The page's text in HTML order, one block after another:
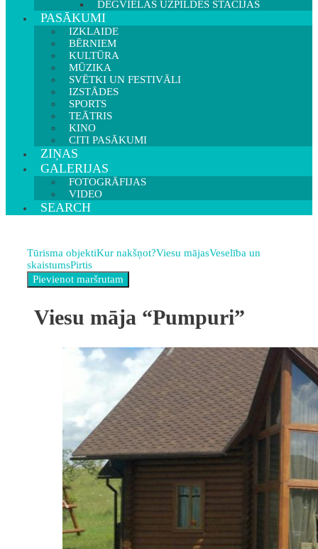
DEGVIELAS UZPILDES STACIJAS
PASĀKUMI
IZKLAIDE
BĒRNIEM
KULTŪRA
MŪZIKA
SVĒTKI UN FESTIVĀLI
IZSTĀDES
SPORTS
TEĀTRIS
KINO
CITI PASĀKUMI
ZIŅAS
GALERIJAS
FOTOGRĀFIJAS
VIDEO
SEARCH
Tūrisma objektiKur nakšņot?Viesu mājasVeselība un
skaistumsPirtis
Viesu māja “Pumpuri”